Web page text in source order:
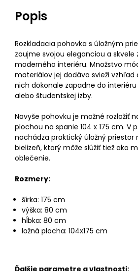
Popis
Rozkladacia pohovka s úložným
zaujme svojou eleganciou a skvele
moderného interiéru. Množstvo
materiálov jej dodáva svieži vzhľad
nich dokonale zapadne do
alebo študentskej izby.
Navyše pohovku je možné rozložiť
plochou na spanie 104 x 175 cm. V
nachádza praktický úložný priestor
bielizeň, ktorý môže slúžiť tiež ako
oblečenie.
Rozmery:
šírka: 175 cm
výška: 80 cm
hĺbka: 80 cm
ložná plocha: 104x175 cm
Ďalšie parametre a vlastnosti: